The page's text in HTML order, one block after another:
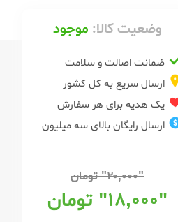
وضعیت کالا: موجود
ضمانت اصالت و سلامت
ارسال سریع به کل کشور
یک هدیه برای هر سفارش
ارسال رایگان بالای سه میلیون
"۲۰,۰۰۰" تومان
"۱۸,۰۰۰" تومان